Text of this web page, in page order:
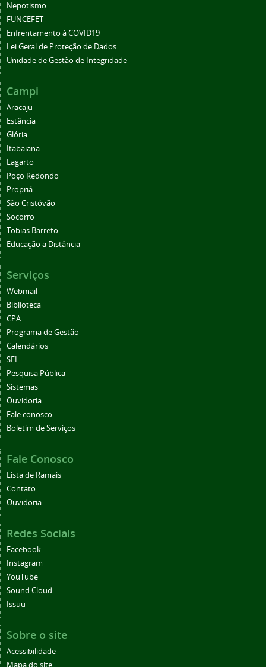
Nepotismo
FUNCEFET
Enfrentamento à COVID19
Lei Geral de Proteção de Dados
Unidade de Gestão de Integridade
Campi
Aracaju
Estância
Glória
Itabaiana
Lagarto
Poço Redondo
Propriá
São Cristóvão
Socorro
Tobias Barreto
Educação a Distância
Serviços
Webmail
Biblioteca
CPA
Programa de Gestão
Calendários
SEI
Pesquisa Pública
Sistemas
Ouvidoria
Fale conosco
Boletim de Serviços
Fale Conosco
Lista de Ramais
Contato
Ouvidoria
Redes Sociais
Facebook
Instagram
YouTube
Sound Cloud
Issuu
Sobre o site
Acessibilidade